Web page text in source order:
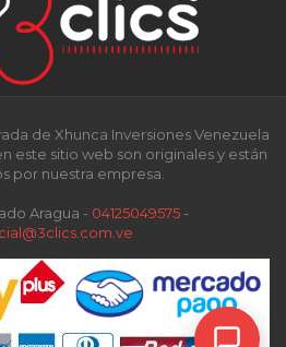
de Xhunca Inversiones Venezuela
este sitio web son originales y están
por nuestra empresa.
Aragua - 04125049575-